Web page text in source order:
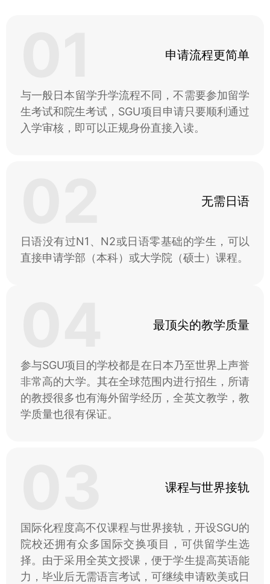
申请流程更简单
与一般日本留学升学流程不同，不需要参加留学
生考试和院生考试，SGU项目申请只要顺利通过
入学审核，即可以正规身份直接入读。
无需日语
日语没有过N1、N2或日语零基础的学生，可以
直接申请学部（本科）或大学院（硕士）课程。
最顶尖的教学质量
参与SGU项目的学校都是在日本乃至世界上声誉
非常高的大学。其在全球范围内进行招生，所请
的教授很多也有海外留学经历，全英文教学，教
学质量也很有保证。
课程与世界接轨
国际化程度高不仅课程与世界接轨，开设SGU的
院校还拥有众多国际交换项目，可供留学生选
择。由于采用全英文授课，便于学生提高英语能
力，毕业后无需语言考试，可继续申请欧美或日